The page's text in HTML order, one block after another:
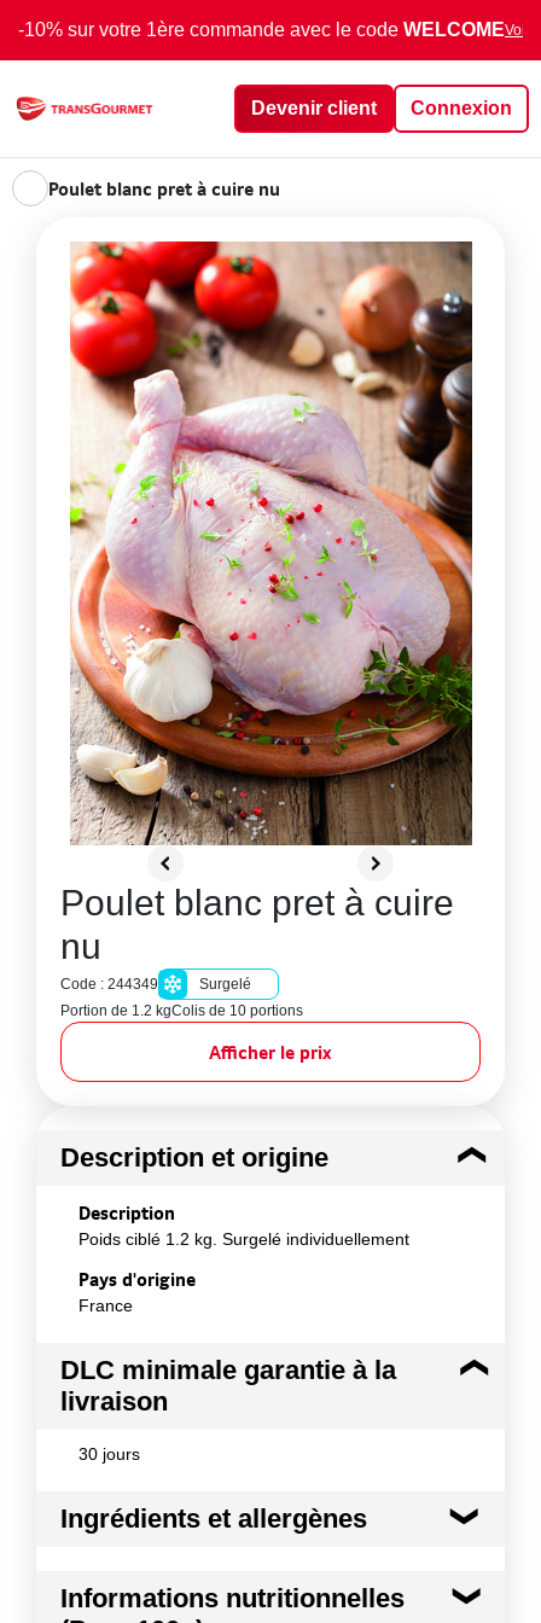
-10% sur votre 1ère commande avec le code WELCOMEVoir
Devenir client Connexion
Poulet blanc pret à cuire nu
Poulet blanc pret à cuire
nu
Code : 244349
Surgelé
Portion de 1.2 kgColis de 10 portions
Afficher le prix
Description et origine
Description
Poids ciblé 1.2 kg. Surgelé individuellement
Pays d'origine
France
DLC minimale garantie à la
livraison
30 jours
Ingrédients et allergènes
Poulet Origine France. Produit surgelé
Informations nutritionnelles